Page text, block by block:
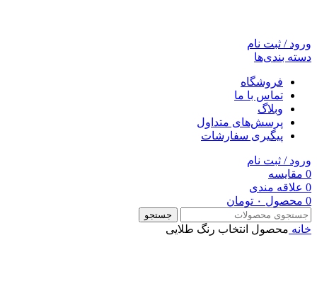
ورود / ثبت نام
دسته بندی‌ها
فروشگاه
تماس با ما
وبلاگ
پرسش‌های متداول
پیگیری سفارشات
ورود / ثبت نام
0 مقایسه
0 علاقه مندی
0 محصول ۰ تومان
جستجو
خانه محصول انتخاب رنگ طلایی